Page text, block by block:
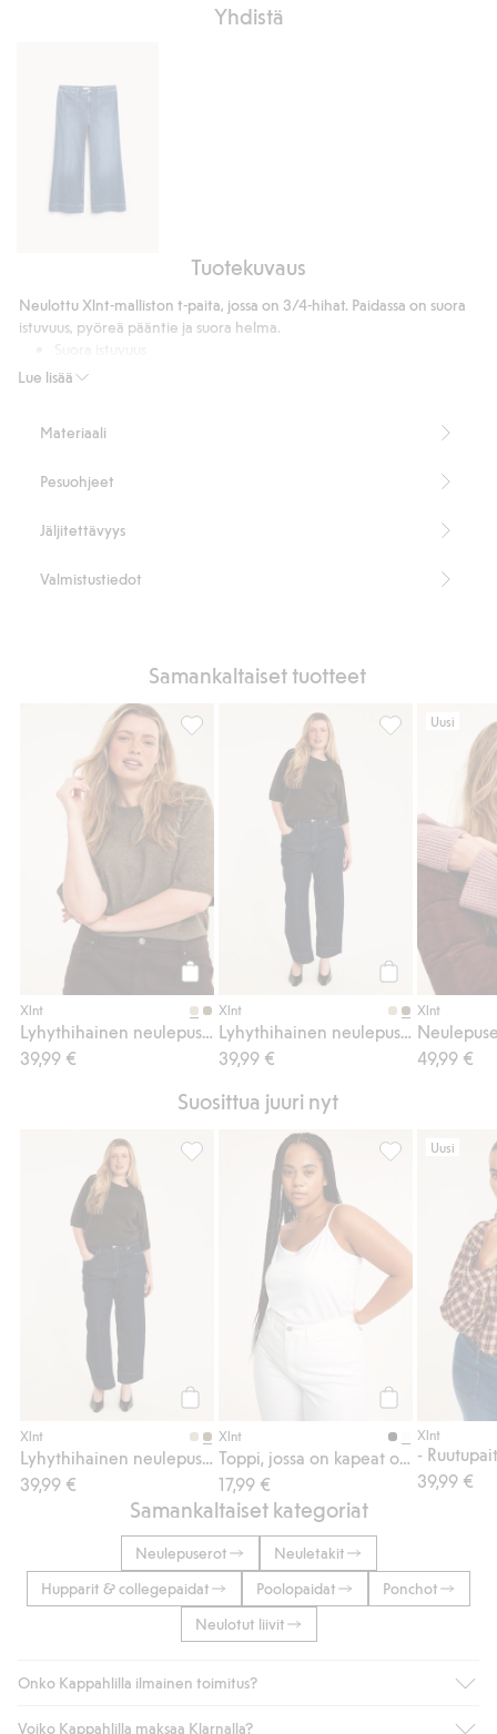
Yhdistä
high
Tuotekuvaus
Lue lisää
Neulottu Xlnt-malliston t-paita, jossa on 3/4-hihat. Paidassa on suora
istuvuus, pyöreä pääntie ja suora helma.
Pyöreä pääntie
Tuotenumero
Materiaali
Pesuohjeet
Jäljitettävyys
Valmistustiedot
Samankaltaiset tuotteet
Osta
Xlnt
39,99 €
Lyhythihainen neulepusero, Lisää
Xlnt
39,99 €
Lyhythihainen
Uusi
Xlnt
49,99 €
Suosittua juuri nyt
Xlnt
39,99 €
Lyhythihainen neulepusero, Lisää
Xlnt
17,99 €
Toppi, jossa
Uusi
Xlnt
-
39,99 €
Samankaltaiset kategoriat
Neulepuserot
Neuletakit
Hupparit & collegepaidat
Poolopaidat
Ponchot
Neulotut liivit
Onko Kappahlilla ilmainen toimitus?
Voiko Kappahlilla maksaa Klarnalla?